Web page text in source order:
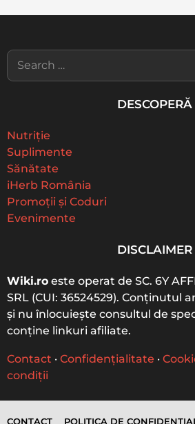
S
a
f
o
:
DESCOPERĂ
Nutriție
Suplimente
Sănătate
iHerb România
Promoții și Coduri
Evenimente
DISCLAIMER
Wiki.ro este operat de SC. 6Y
SRL (CUI: 36524529). Conținutul
și nu înlocuiește consultul de
conține linkuri afiliate.
Contact · Confidențialitate ·
condiții
CONTACT POLITICA DE